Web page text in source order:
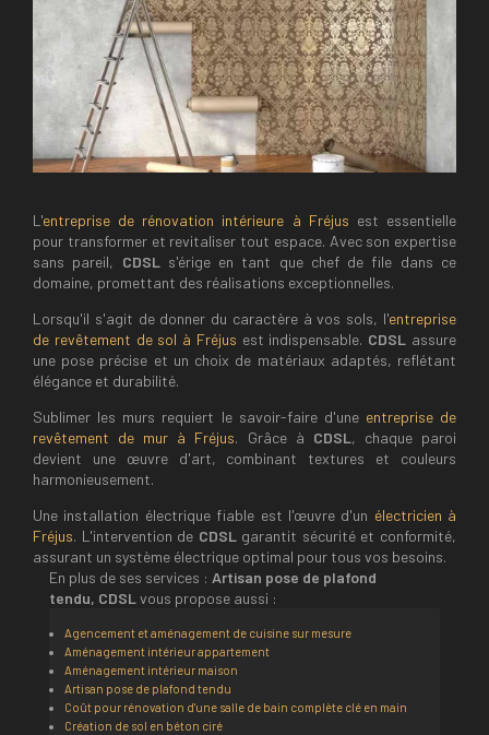
L'entreprise de rénovation intérieure à Fréjus est essentielle
pour transformer et revitaliser tout espace. Avec son expertise
sans pareil, CDSL s'érige en tant que chef de file dans ce
domaine, promettant des réalisations exceptionnelles.
Lorsqu'il s'agit de donner du caractère à vos sols, l'entreprise
de revêtement de sol à Fréjus est indispensable. CDSL assure
une pose précise et un choix de matériaux adaptés, reflétant
élégance et durabilité.
Sublimer les murs requiert le savoir-faire d'une entreprise de
revêtement de mur à Fréjus. Grâce à CDSL, chaque paroi
devient une œuvre d'art, combinant textures et couleurs
harmonieusement.
Une installation électrique fiable est l'œuvre d'un électricien à
Fréjus. L'intervention de CDSL garantit sécurité et conformité,
assurant un système électrique optimal pour tous vos besoins.
En plus de ses services : Artisan pose de plafond
tendu, CDSL vous propose aussi :
Agencement et aménagement de cuisine sur mesure
Aménagement intérieur appartement
Aménagement intérieur maison
Artisan pose de plafond tendu
Coût pour rénovation d'une salle de bain complète clé en main
Création de sol en béton ciré